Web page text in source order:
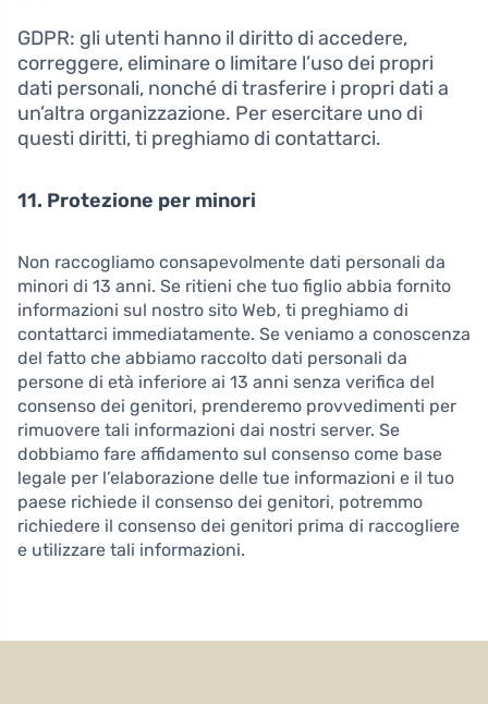
GDPR: gli utenti hanno il diritto di accedere,
correggere, eliminare o limitare l’uso dei propri
dati personali, nonché di trasferire i propri dati a
un’altra organizzazione. Per esercitare uno di
questi diritti, ti preghiamo di contattarci.
11. Protezione per minori
Non raccogliamo consapevolmente dati personali da
minori di 13 anni. Se ritieni che tuo figlio abbia fornito
informazioni sul nostro sito Web, ti preghiamo di
contattarci immediatamente. Se veniamo a conoscenza
del fatto che abbiamo raccolto dati personali da
persone di età inferiore ai 13 anni senza verifica del
consenso dei genitori, prenderemo provvedimenti per
rimuovere tali informazioni dai nostri server. Se
dobbiamo fare affidamento sul consenso come base
legale per l’elaborazione delle tue informazioni e il tuo
paese richiede il consenso dei genitori, potremmo
richiedere il consenso dei genitori prima di raccogliere
e utilizzare tali informazioni.